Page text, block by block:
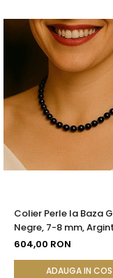
Colier Perle la Baza
Negre, 7-8 mm,
Reglabil | KASKADDA®
604,00 RON
ADAUGA IN COS